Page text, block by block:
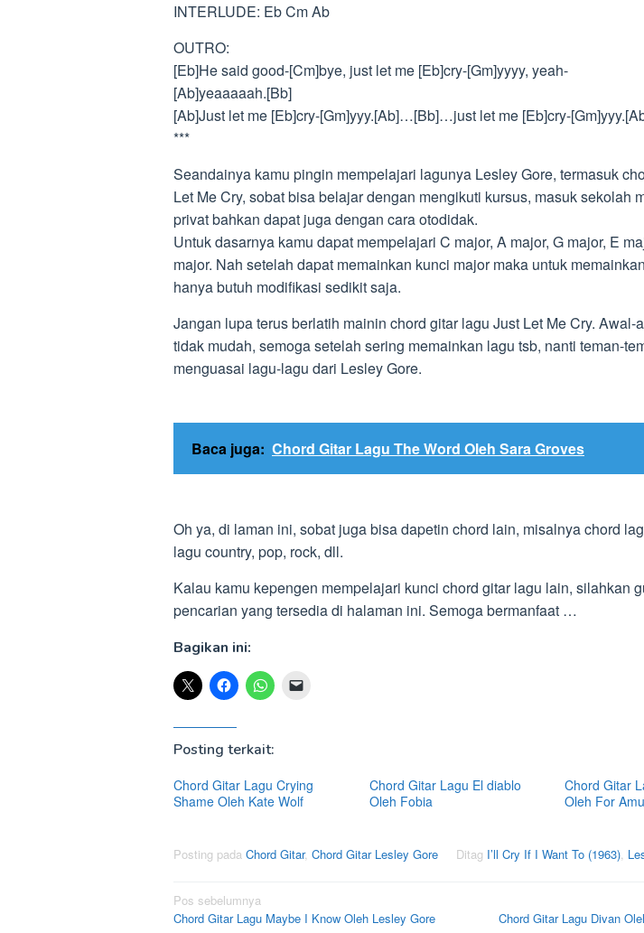
INTERLUDE: Eb Cm Ab
OUTRO:
[Eb]He said good-[Cm]bye, just let me [Eb]cry-[Gm]yyyy, yeah-
[Ab]yeaaaaah.[Bb]
[Ab]Just let me [Eb]cry-[Gm]yyy.[Ab]…[Bb]…just let me [Eb]cry-
***
Seandainya kamu pingin mempelajari lagunya Lesley Gore, termasuk
Let Me Cry, sobat bisa belajar dengan mengikuti kursus, masuk sekolah
privat bahkan dapat juga dengan cara otodidak.
Untuk dasarnya kamu dapat mempelajari C major, A major, G major, E
major. Nah setelah dapat memainkan kunci major maka untuk
hanya butuh modifikasi sedikit saja.
Jangan lupa terus berlatih mainin chord gitar lagu Just Let Me Cry. Awal-
tidak mudah, semoga setelah sering memainkan lagu tsb, nanti teman-
menguasai lagu-lagu dari Lesley Gore.
Baca juga: Chord Gitar Lagu The Word Oleh Sara Groves
Oh ya, di laman ini, sobat juga bisa dapetin chord lain, misalnya chord
lagu country, pop, rock, dll.
Kalau kamu kepengen mempelajari kunci chord gitar lagu lain, silahkan
pencarian yang tersedia di halaman ini. Semoga bermanfaat …
Bagikan ini:
Posting terkait:
Chord Gitar Lagu Crying
Shame Oleh Kate Wolf
Chord Gitar Lagu El diablo
Oleh Fobia
Chord Gitar
Oleh For
Posting pada Chord Gitar, Chord Gitar Lesley Gore Ditag I’ll Cry If I Want To (1963),
Navigasi
Pos sebelumnya
Chord Gitar Lagu Maybe I Know Oleh Lesley Gore
Chord Gitar Lagu Divan